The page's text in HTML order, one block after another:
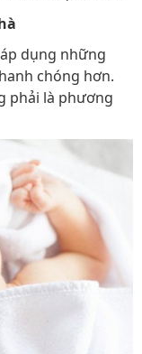
dụng những
chóng hơn.
phải là phương